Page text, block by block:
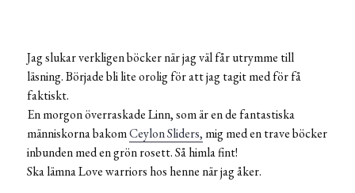
Jag slukar verkligen böcker när jag väl får utrymme till
läsning. Började bli lite orolig för att jag tagit med för få
faktiskt.
En morgon överraskade Linn, som är en de fantastiska
människorna bakomCeylon Sliders, mig med en trave böcker
inbunden med en grön rosett. Så himla fint!
Ska lämna Love warriors hos henne när jag åker.